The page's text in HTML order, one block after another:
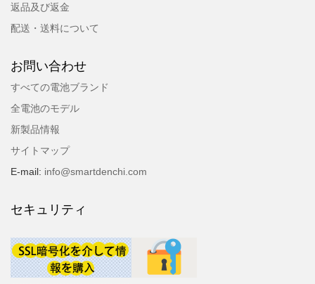
返品及び返金
配送・送料について
お問い合わせ
すべての電池ブランド
全電池のモデル
新製品情報
サイトマップ
E-mail: info@smartdenchi.com
セキュリティ